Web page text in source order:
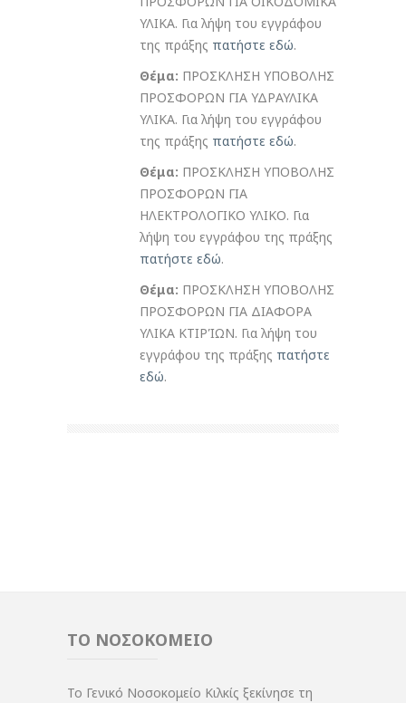
ΥΛΙΚΑ. Για λήψη του εγγράφου
της πράξης πατήστε εδώ.
Θέμα: ΠΡΟΣΚΛΗΣΗ ΥΠΟΒΟΛΗΣ
ΠΡΟΣΦΟΡΩΝ ΓΙΑ ΥΔΡΑΥΛΙΚΑ
ΥΛΙΚΑ. Για λήψη του εγγράφου
της πράξης πατήστε εδώ.
Θέμα: ΠΡΟΣΚΛΗΣΗ ΥΠΟΒΟΛΗΣ
ΠΡΟΣΦΟΡΩΝ ΓΙΑ
ΗΛΕΚΤΡΟΛΟΓΙΚΟ ΥΛΙΚΟ. Για
λήψη του εγγράφου της πράξης
πατήστε εδώ.
Θέμα: ΠΡΟΣΚΛΗΣΗ ΥΠΟΒΟΛΗΣ
ΠΡΟΣΦΟΡΩΝ ΓΙΑ ΔΙΑΦΟΡΑ
ΥΛΙΚΑ ΚΤΙΡΊΩΝ. Για λήψη του
εγγράφου της πράξης πατήστε
εδώ.
ΤΟ ΝΟΣΟΚΟΜΕΙΟ
Το Γενικό Νοσοκομείο Κιλκίς ξεκίνησε τη